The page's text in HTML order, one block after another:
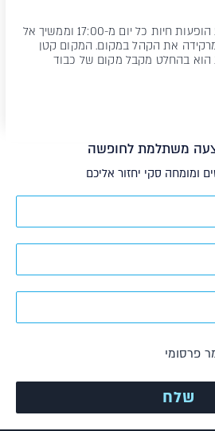
פאב דני שמציע הופעות חיות כל יום מ-17:00 וממשיך אל
את הקהל במקום. המקום קטן
הוא בהחלט מקבל מקום של כבוד
משתלמת לחופשה
ומומחה סקי יחזור אליכם
פרסומי